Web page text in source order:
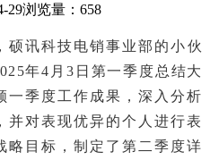
29浏览量：658
硕讯科技电销事业部的小伙
年4月3日第一季度总结大
一季度工作成果，深入分析
并对表现优异的个人进行表
略目标，制定了第二季度详